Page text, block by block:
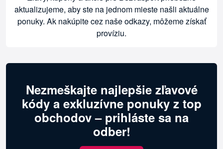
aktualizujeme, aby ste na jednom mieste našli aktuálne
ponuky. Ak nakúpite cez naše odkazy, môžeme získať
províziu.
Nezmeškajte najlepšie zľavové
kódy a exkluzívne ponuky z top
obchodov – prihláste sa na
odber!